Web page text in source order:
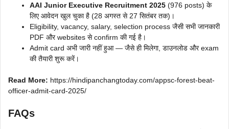
AAI Junior Executive Recruitment 2025 (976 posts) के
लिए आवेदन खुल चुका है (28 अगस्त से 27 सितंबर तक)।
Eligibility, vacancy, salary, selection process जैसी सभी जानकारी
PDF और websites से confirm की गई है।
Admit card अभी जारी नहीं हुआ — जैसे ही मिलेगा, डाउनलोड और exam
की तैयारी शुरू करें।
Read More: https://hindipanchangtoday.com/appsc-forest-beat-
officer-admit-card-2025/
FAQs